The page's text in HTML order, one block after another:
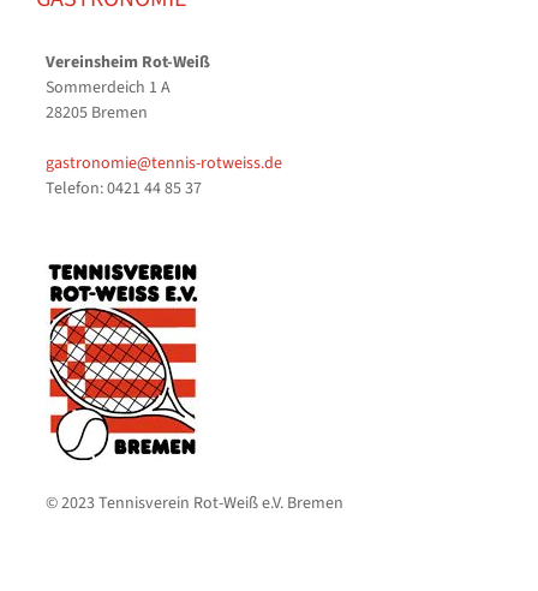
Vereinsheim Rot-Weiß
Sommerdeich 1 A
28205 Bremen
gastronomie@tennis-rotweiss.de
Telefon: 0421 44 85 37
© 2023 Tennisverein Rot-Weiß e.V. Bremen